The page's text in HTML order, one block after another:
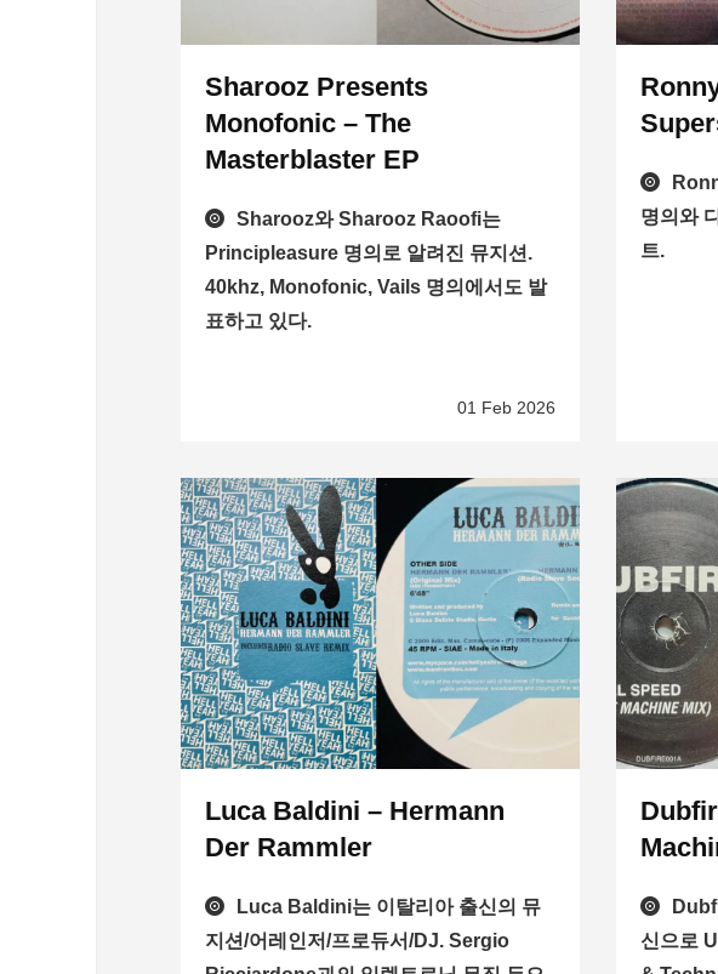
Sharooz Presents
Monofonic – The
Masterblaster EP
Sharooz와 Sharooz Raoofi는
Principleasure 명의로 알려진 뮤지션.
40khz, Monofonic, Vails 명의에서도 발
표하고 있다.
01 Feb 2026
명의와
트.
Luca Baldini – Hermann
Der Rammler
Luca Baldini는 이탈리아 출신의 뮤
지션/어레인저/프로듀서/DJ. Sergio
신으로